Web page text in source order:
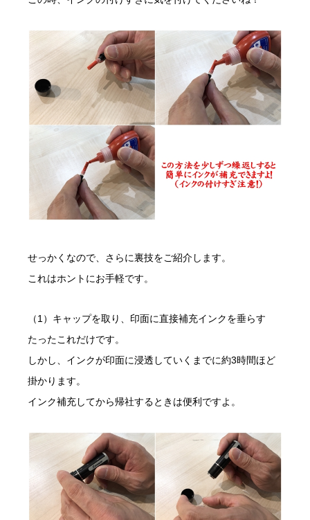
せっかくなので、さらに裏技をご紹介します。
これはホントにお手軽です。
（1）キャップを取り、印面に直接補充インクを垂らす
たったこれだけです。
しかし、インクが印面に浸透していくまでに約3時間ほど
掛かります。
インク補充してから帰社するときは便利ですよ。